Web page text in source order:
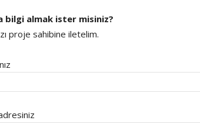
bilgi almak ister misiniz?
proje sahibine iletelim.